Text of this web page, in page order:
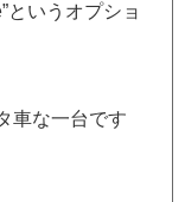
というオプショ
車な一台です